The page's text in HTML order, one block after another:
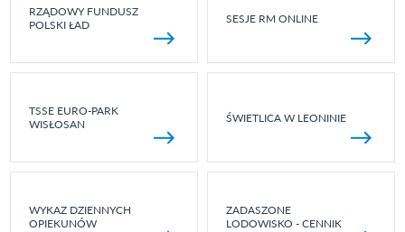
RZĄDOWY FUNDUSZ
POLSKI ŁAD
SESJE RM ONLINE
TSSE EURO-PARK
WISŁOSAN
ŚWIETLICA W LEONINIE
WYKAZ DZIENNYCH
OPIEKUNÓW
ZADASZONE
LODOWISKO - CENNIK